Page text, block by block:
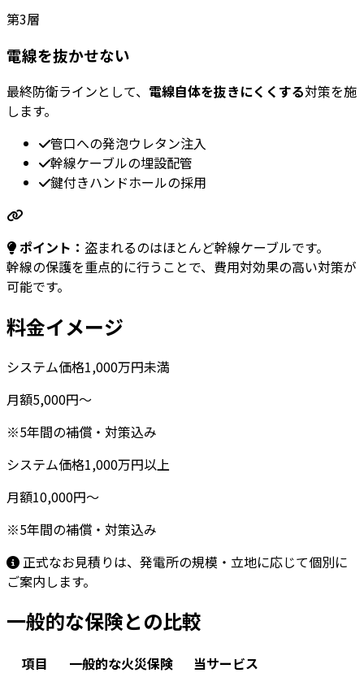
第3層
電線を抜かせない
最終防衛ラインとして、 電線自体を抜きにくくする対策を施
します。
管口への発泡ウレタン注入
幹線ケーブルの埋設配管
鍵付きハンドホールの採用
ポイント： 盗まれるのはほとんど幹線ケーブルです。
幹線の保護を重点的に行うことで、費用対効果の高い対策が
可能です。
料金イメージ
システム価格1,000万円未満
月額5,000円〜
※5年間の補償・対策込み
システム価格1,000万円以上
月額10,000円〜
※5年間の補償・対策込み
正式なお見積りは、発電所の規模・立地に応じて個別に
ご案内します。
一般的な保険との比較
項目 一般的な火災保険 当サービス